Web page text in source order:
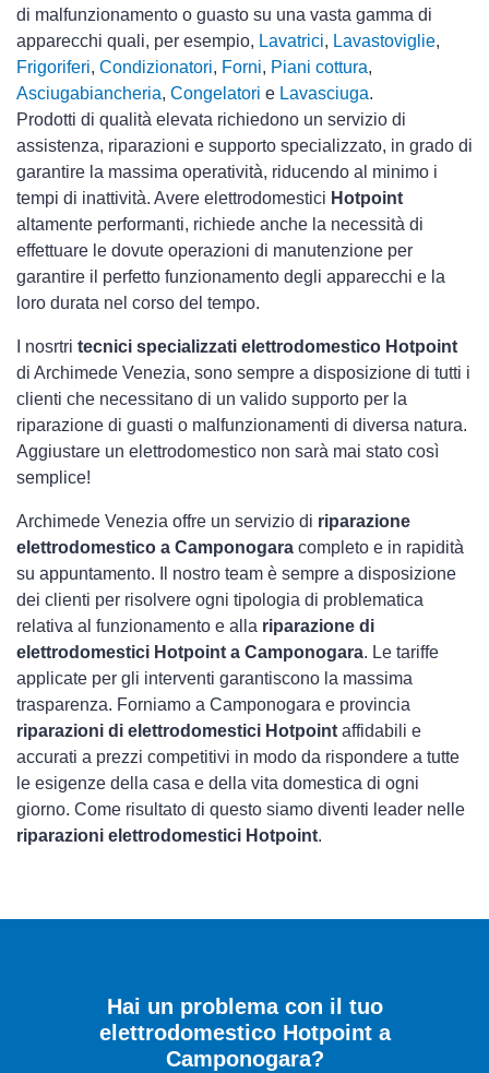
di malfunzionamento o guasto su una vasta gamma di
apparecchi quali, per esempio, Lavatrici, Lavastoviglie,
Frigoriferi, Condizionatori, Forni, Piani cottura,
Asciugabiancheria, Congelatori e Lavasciuga.
Prodotti di qualità elevata richiedono un servizio di
assistenza, riparazioni e supporto specializzato, in grado di
garantire la massima operatività, riducendo al minimo i
tempi di inattività. Avere elettrodomestici Hotpoint
altamente performanti, richiede anche la necessità di
effettuare le dovute operazioni di manutenzione per
garantire il perfetto funzionamento degli apparecchi e la
loro durata nel corso del tempo.
I nosrtri tecnici specializzati elettrodomestico Hotpoint
di Archimede Venezia, sono sempre a disposizione di tutti i
clienti che necessitano di un valido supporto per la
riparazione di guasti o malfunzionamenti di diversa natura.
Aggiustare un elettrodomestico non sarà mai stato così
semplice!
Archimede Venezia offre un servizio di riparazione
elettrodomestico a Camponogara completo e in rapidità
su appuntamento. Il nostro team è sempre a disposizione
dei clienti per risolvere ogni tipologia di problematica
relativa al funzionamento e alla riparazione di
elettrodomestici Hotpoint a Camponogara. Le tariffe
applicate per gli interventi garantiscono la massima
trasparenza. Forniamo a Camponogara e provincia
riparazioni di elettrodomestici Hotpoint affidabili e
accurati a prezzi competitivi in modo da rispondere a tutte
le esigenze della casa e della vita domestica di ogni
giorno. Come risultato di questo siamo diventi leader nelle
riparazioni elettrodomestici Hotpoint.
Hai un problema con il tuo
elettrodomestico Hotpoint a
Camponogara?